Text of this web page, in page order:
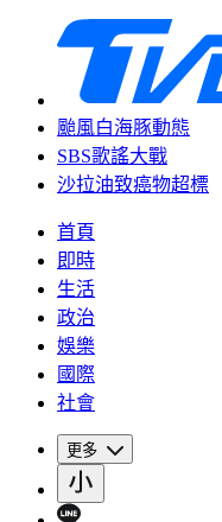
颱風白海豚動態
SBS歌謠大戰
沙拉油致癌物超標
首頁
即時
生活
政治
娛樂
國際
社會
更多